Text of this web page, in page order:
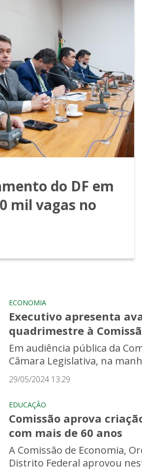
do DF em
mil vagas no
ECONOMIA
Executivo apresenta
quadrimestre à
Em audiência pública da
Câmara Legislativa, na
29/05/2024 13:29
EDUCAÇÃO
Comissão aprova
com mais de 60 anos
A Comissão de Economia,
Distrito Federal aprovou